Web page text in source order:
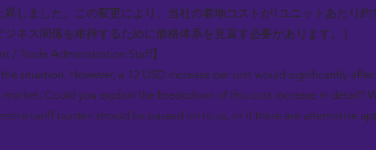
昇しました。この変更により、当社の着地コストが1ユニットあたり約
ネス関係を維持するために価格体系を見直す必要があります。）
/ Trade Administration Staff】:
situation. However, a 12 USD increase per unit would significantly
Could you explain the breakdown of this cost increase in detail?
tariff burden should be passed on to us, or if there are alternative